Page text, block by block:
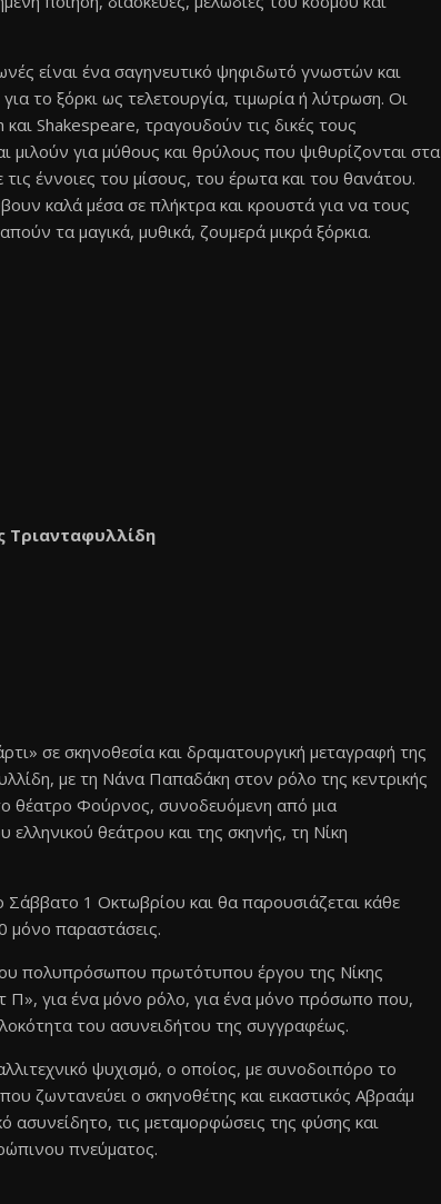
είναι ένα σαγηνευτικό ψηφιδωτό γνωστών και
το ξόρκι ως τελετουργία, τιμωρία ή λύτρωση. Οι
Shakespeare, τραγουδούν τις δικές τους
μιλούν για μύθους και θρύλους που ψιθυρίζονται στα
έννοιες του μίσους, του έρωτα και του θανάτου.
καλά μέσα σε πλήκτρα και κρουστά για να τους
τα μαγικά, μυθικά, ζουμερά μικρά ξόρκια.
Τριανταφυλλίδη
σε σκηνοθεσία και δραματουργική μεταγραφή της
με τη Νάνα Παπαδάκη στον ρόλο της κεντρικής
θέατρο Φούρνος, συνοδευόμενη από μια
θεάτρου και της σκηνής, τη Νίκη
1 Οκτωβρίου και θα παρουσιάζεται κάθε
μόνο παραστάσεις.
πολυπρόσωπου πρωτότυπου έργου της Νίκης
Π», για ένα μόνο ρόλο, για ένα μόνο πρόσωπο που,
του ασυνειδήτου της συγγραφέως.
ψυχισμό, ο οποίος, με συνοδοιπόρο το
ζωντανεύει ο σκηνοθέτης και εικαστικός Αβραάμ
ασυνείδητο, τις μεταμορφώσεις της φύσης και
πνεύματος.